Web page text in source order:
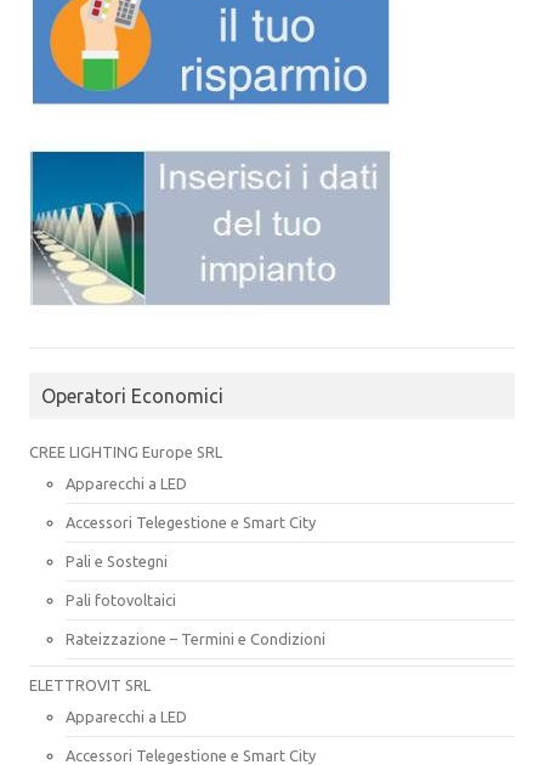
Operatori Economici
CREE LIGHTING Europe SRL
Apparecchi a LED
Accessori Telegestione e Smart City
Pali e Sostegni
Pali fotovoltaici
Rateizzazione – Termini e Condizioni
ELETTROVIT SRL
Apparecchi a LED
Accessori Telegestione e Smart City